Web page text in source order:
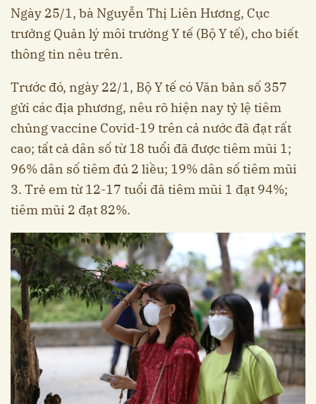
Ngày 25/1, bà Nguyễn Thị Liên Hương, Cục
trưởng Quản lý môi trường Y tế (Bộ Y tế), cho biết
thông tin nêu trên.
Trước đó, ngày 22/1, Bộ Y tế có Văn bản số 357
gửi các địa phương, nêu rõ hiện nay tỷ lệ tiêm
chủng vaccine Covid-19 trên cả nước đã đạt rất
cao; tất cả dân số từ 18 tuổi đã được tiêm mũi 1;
96% dân số tiêm đủ 2 liều; 19% dân số tiêm mũi
3. Trẻ em từ 12-17 tuổi đã tiêm mũi 1 đạt 94%;
tiêm mũi 2 đạt 82%.